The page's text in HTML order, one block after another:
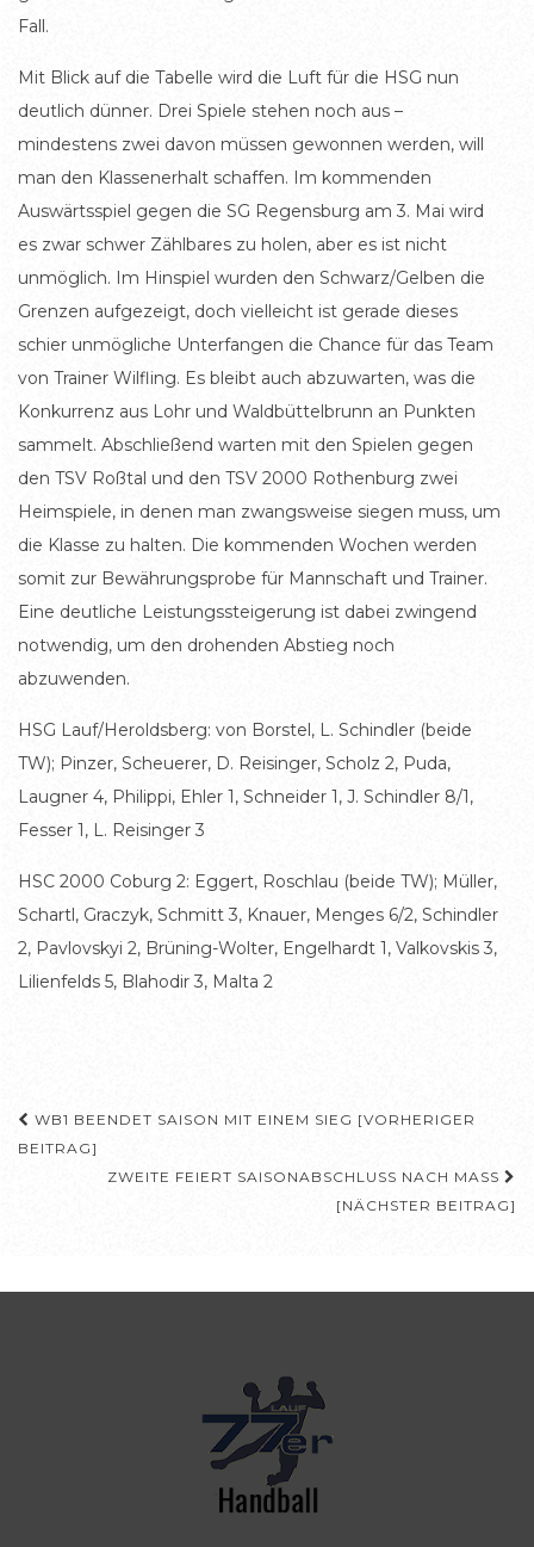
Fall.
Mit Blick auf die Tabelle wird die Luft für die HSG nun
deutlich dünner. Drei Spiele stehen noch aus –
mindestens zwei davon müssen gewonnen werden, will
man den Klassenerhalt schaffen. Im kommenden
Auswärtsspiel gegen die SG Regensburg am 3. Mai wird
es zwar schwer Zählbares zu holen, aber es ist nicht
unmöglich. Im Hinspiel wurden den Schwarz/Gelben die
Grenzen aufgezeigt, doch vielleicht ist gerade dieses
schier unmögliche Unterfangen die Chance für das Team
von Trainer Wilfling. Es bleibt auch abzuwarten, was die
Konkurrenz aus Lohr und Waldbüttelbrunn an Punkten
sammelt. Abschließend warten mit den Spielen gegen
den TSV Roßtal und den TSV 2000 Rothenburg zwei
Heimspiele, in denen man zwangsweise siegen muss, um
die Klasse zu halten. Die kommenden Wochen werden
somit zur Bewährungsprobe für Mannschaft und Trainer.
Eine deutliche Leistungssteigerung ist dabei zwingend
notwendig, um den drohenden Abstieg noch
abzuwenden.
HSG Lauf/Heroldsberg: von Borstel, L. Schindler (beide
TW); Pinzer, Scheuerer, D. Reisinger, Scholz 2, Puda,
Laugner 4, Philippi, Ehler 1, Schneider 1, J. Schindler 8/1,
Fesser 1, L. Reisinger 3
HSC 2000 Coburg 2: Eggert, Roschlau (beide TW); Müller,
Schartl, Graczyk, Schmitt 3, Knauer, Menges 6/2, Schindler
2, Pavlovskyi 2, Brüning-Wolter, Engelhardt 1, Valkovskis 3,
Lilienfelds 5, Blahodir 3, Malta 2
Beitragsnavigation
WB1 BEENDET SAISON MIT EINEM SIEG [VORHERIGER
BEITRAG]
ZWEITE FEIERT SAISONABSCHLUSS NACH MASS
[NÄCHSTER BEITRAG]